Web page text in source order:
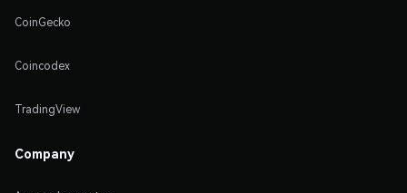
CoinGecko
Coincodex
TradingView
Company